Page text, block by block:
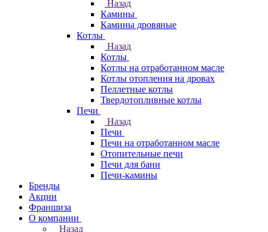
Назад
Камины
Камины дровяные
Котлы
Назад
Котлы
Котлы на отработанном масле
Котлы отопления на дровах
Пеллетные котлы
Твердотопливные котлы
Печи
Назад
Печи
Печи на отработанном масле
Отопительные печи
Печи для бани
Печи-камины
Бренды
Акции
Франшиза
О компании
Назад